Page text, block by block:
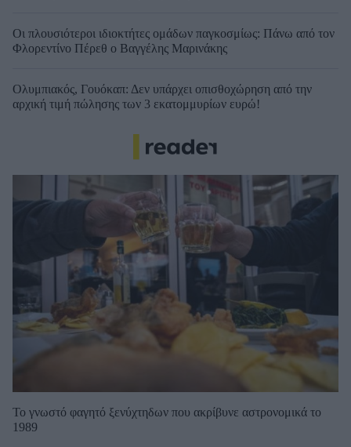
Οι πλουσιότεροι ιδιοκτήτες ομάδων παγκοσμίως: Πάνω από τον
Φλορεντίνο Πέρεθ ο Βαγγέλης Μαρινάκης
Ολυμπιακός, Γουόκαπ: Δεν υπάρχει οπισθοχώρηση από την
αρχική τιμή πώλησης των 3 εκατομμυρίων ευρώ!
Το γνωστό φαγητό ξενύχτηδων που ακρίβυνε αστρονομικά το
1989